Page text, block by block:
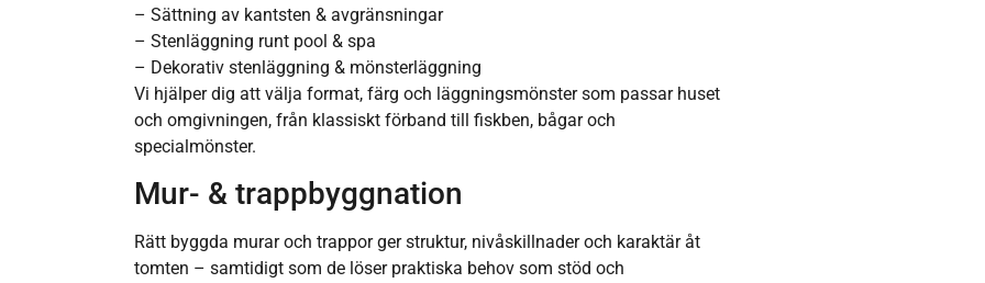
– Sättning av kantsten & avgränsningar
– Stenläggning runt pool & spa
– Dekorativ stenläggning & mönsterläggning
Vi hjälper dig att välja format, färg och läggningsmönster som passar huset
och omgivningen, från klassiskt förband till fiskben, bågar och
specialmönster.
Mur- & trappbyggnation
Rätt byggda murar och trappor ger struktur, nivåskillnader och karaktär åt
tomten – samtidigt som de löser praktiska behov som stöd och